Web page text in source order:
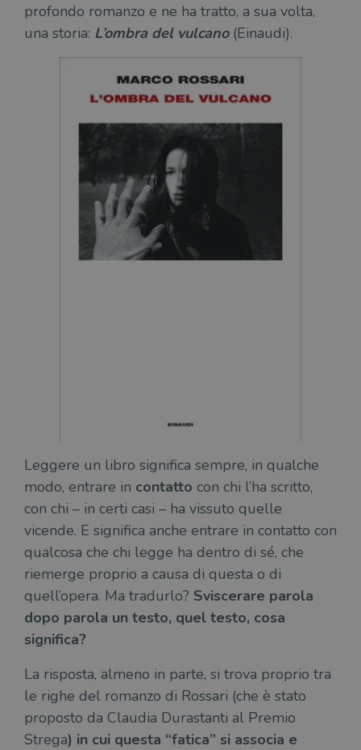
profondo romanzo e ne ha tratto, a sua volta,
una storia: L’ombra del vulcano(Einaudi).
Leggere un libro significa sempre, in qualche
modo, entrare in contatto con chi l’ha scritto,
con chi – in certi casi – ha vissuto quelle
vicende. E significa anche entrare in contatto con
qualcosa che chi legge ha dentro di sé, che
riemerge proprio a causa di questa o di
quell’opera. Ma tradurlo? Sviscerare parola
dopo parola un testo, quel testo, cosa
significa?
La risposta, almeno in parte, si trova proprio tra
le righe del romanzo di Rossari (che è stato
proposto da Claudia Durastanti al Premio
Strega) in cui questa “fatica” si associa e